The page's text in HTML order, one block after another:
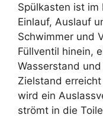
Spülkasten ist im
Einlauf, Auslauf
Schwimmer und
Füllventil hinein,
Wasserstand
Zielstand
wird ein
strömt in die